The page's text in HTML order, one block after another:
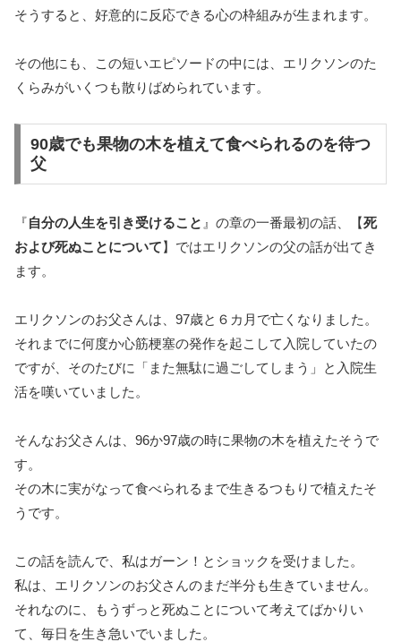
そうすると、好意的に反応できる心の枠組みが生まれます。
その他にも、この短いエピソードの中には、エリクソンのた
くらみがいくつも散りばめられています。
90歳でも果物の木を植えて食べられるのを待つ
父
『自分の人生を引き受けること 』の章の一番最初の話、【死
および死ぬことについて】ではエリクソンの父の話が出てき
ます。
エリクソンのお父さんは、97歳と６カ月で亡くなりました。
それまでに何度か心筋梗塞の発作を起こして入院していたの
ですが、そのたびに「また無駄に過ごしてしまう」と入院生
活を嘆いていました。
そんなお父さんは、96か97歳の時に果物の木を植えたそうで
す。
その木に実がなって食べられるまで生きるつもりで植えたそ
うです。
この話を読んで、私はガーン！とショックを受けました。
私は、エリクソンのお父さんのまだ半分も生きていません。
それなのに、もうずっと死ぬことについて考えてばかりい
て、毎日を生き急いでいました。